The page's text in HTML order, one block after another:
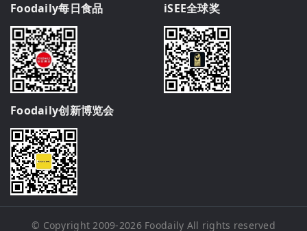
Foodaily每日食品 iSEE全球奖
Foodaily创新博览会
© Copyright 2009-2026 Foodaily All rights reserved